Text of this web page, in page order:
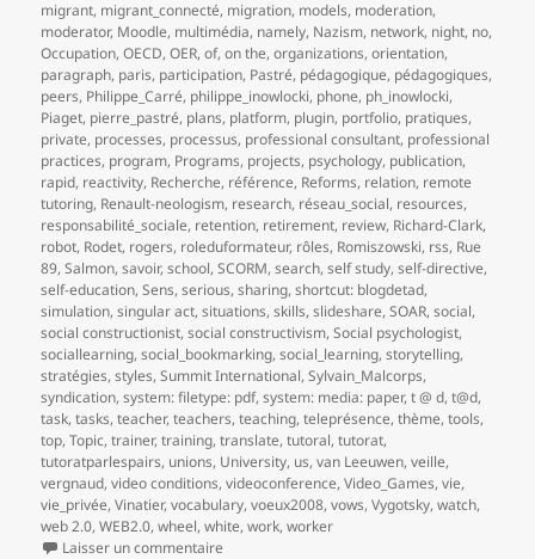
migrant, migrant_connecté, migration, models, moderation,
moderator, Moodle, multimédia, namely, Nazism, network, night, no,
Occupation,OECD,OER,of,on the,organizations,orientation,
paragraph, paris, participation, Pastré, pédagogique, pédagogiques,
peers, Philippe_Carré, philippe_inowlocki, phone, ph_inowlocki,
Piaget, pierre_pastré, plans, platform, plugin, portfolio, pratiques,
private, processes, processus, professional consultant, professional
practices, program, Programs, projects, psychology, publication,
rapid, reactivity, Recherche, référence, Reforms, relation, remote
tutoring, Renault-neologism, research, réseau_social, resources,
responsabilité_sociale, retention, retirement, review, Richard-Clark,
robot, Rodet, rogers, roleduformateur, rôles, Romiszowski, rss, Rue
89,Salmon,savoir,school,SCORM,search,self study,self-directive,
self-education,Sens,serious,sharing,shortcut: blogdetad,
simulation,singular act,situations,skills,slideshare,SOAR,social,
social constructionist,social constructivism,Social psychologist,
sociallearning,social_bookmarking,social_learning,storytelling,
stratégies,styles,Summit International,Sylvain_Malcorps,
syndication,system: filetype: pdf,system: media: paper,t @ d,t@d,
task,tasks,teacher,teachers,teaching,teleprésence,thème,tools,
top,Topic,trainer,training,translate,tutoral,tutorat,
tutoratparlespairs, unions, University, us,van Leeuwen,veille,
vergnaud,video conditions,videoconference,Video_Games,vie,
vie_privée,Vinatier,vocabulary,voeux2008,vows,Vygotsky,watch,
web 2.0,WEB2.0,wheel,white,work,worker
Laisser un commentaire